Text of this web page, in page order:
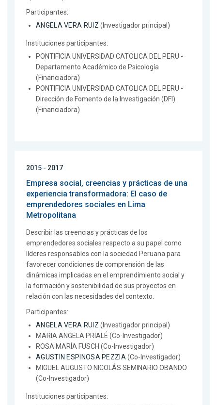
Participantes:
ANGELA VERA RUIZ (Investigador principal)
Instituciones participantes:
PONTIFICIA UNIVERSIDAD CATOLICA DEL PERU -
Departamento Académico de Psicología
(Financiadora)
PONTIFICIA UNIVERSIDAD CATOLICA DEL PERU -
Dirección de Fomento de la Investigación (DFI)
(Financiadora)
2015 - 2017
Empresa social, creencias y prácticas de una
experiencia transformadora: El caso de
emprendedores sociales en Lima
Metropolitana
Describir las creencias y prácticas de los
emprendedores sociales respecto a su papel como
líderes responsables con la sociedad Peruana para
favorecer condiciones de comprensión de las
dinámicas implicadas en el emprendimiento social y
la formación y sostenibilidad de sus proyectos en
relación con las necesidades del contexto.
Participantes:
ANGELA VERA RUIZ (Investigador principal)
MARIA ANGELA PRIALÉ (Co-Investigador)
ROSA MARÍA FUSCH (Co-Investigador)
AGUSTIN ESPINOSA PEZZIA(Co-Investigador)
MIGUEL AUGUSTO NICOLÁS SEMINARIO OBANDO
(Co-Investigador)
Instituciones participantes: